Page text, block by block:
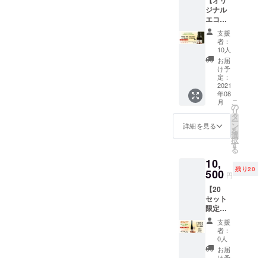
指定い
ただけ
ます。
送先
は、日
本国内
のみご
指定い
ただけ
ます。
ジナル
エコ
バック
付き】
720ml 2
本＋オ
リジナ
ルエコ
バック
を2本箱
で指定
住所に
届けし
ます。
・Party
s
UZUME
for
Relaxat
ion
Level 3
純米大
吟醸
720ml ×
1本 ・
支援
者：
10人
お届
け予
定：
2021
年08
月
詳細を見る
こ
の
リ
タ
ー
ン
を
選
択
す
る
10,
500 円
残り20
【20
セット
限定】
Party
Goddes
UZUME
支援
者：
0人
お届